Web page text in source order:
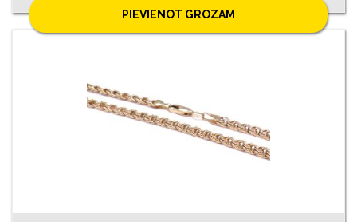
PIEVIENOT GROZAM